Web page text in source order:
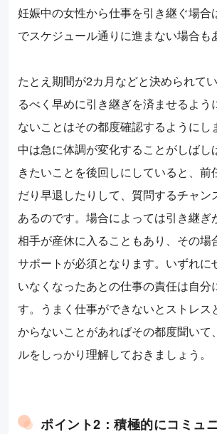
妊娠中の女性から仕事を引き継ぐ場合
でスケジュール通りに進まない場合も
たとえ期間が2カ月などと決められて
るべく早めに引き継ぎを済ませるよう
ないことはその都度確認するようにし
中は急に体調が変化することがしばし
きたいことを後回しにしていると、前
だり早退したりして、質問するチャン
あるのです。場合によっては引き継ぎ
相手が産休に入ることもあり、その場
サポートが必須となります。いずれに
いなくなったあとの仕事の責任は自分
す。うまく仕事ができないとストレス
からないことがあればその都度聞いて
ルをしっかり理解しておきましょう。
ポイント2：積極的にコミュ